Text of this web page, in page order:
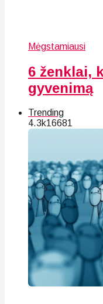
Mėgstamiausi
6 ženklai,
gyvenimą
Trending
4.3k16681